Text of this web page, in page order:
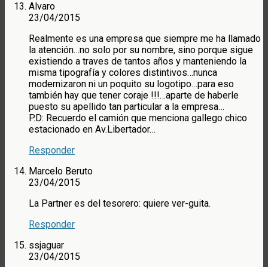
Alvaro
23/04/2015
Realmente es una empresa que siempre me ha llamado
la atención…no solo por su nombre, sino porque sigue
existiendo a traves de tantos años y manteniendo la
misma tipografía y colores distintivos…nunca
modernizaron ni un poquito su logotipo…para eso
también hay que tener coraje !!!…aparte de haberle
puesto su apellido tan particular a la empresa…
P.D: Recuerdo el camión que menciona gallego chico
estacionado en Av.Libertador…
Responder
Marcelo Beruto
23/04/2015
La Partner es del tesorero: quiere ver-guita.
Responder
ssjaguar
23/04/2015